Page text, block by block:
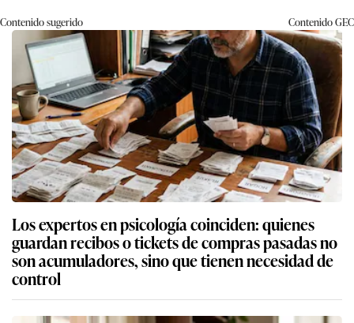
Contenido sugerido ContenidoGEC
Los expertos en psicología coinciden: quienes
guardan recibos o tickets de compras pasadas no
son acumuladores, sino que tienen necesidad de
control